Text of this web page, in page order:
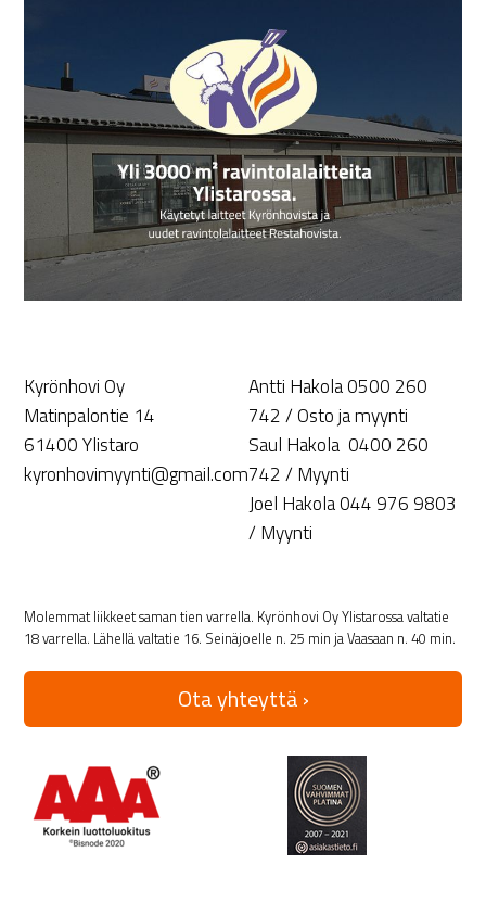
Kyrönhovi Oy
Matinpalontie 14
61400 Ylistaro
kyronhovimyynti@gmail.com
Antti Hakola 0500 260
742 / Osto ja myynti
Saul Hakola 0400 260
742 / Myynti
Joel Hakola 044 976 9803
/ Myynti
Molemmat liikkeet saman tien varrella. Kyrönhovi Oy Ylistarossa valtatie
18 varrella. Lähellä valtatie 16. Seinäjoelle n. 25 min ja Vaasaan n. 40 min.
Ota yhteyttä ›